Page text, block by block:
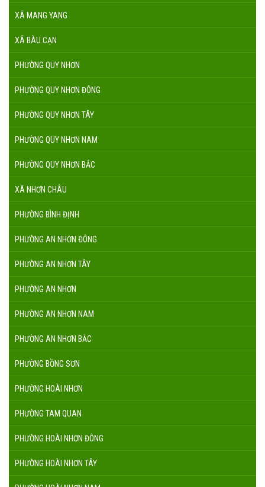
XÃ MANG YANG
XÃ BÀU CẠN
PHƯỜNG QUY NHƠN
PHƯỜNG QUY NHƠN ĐÔNG
PHƯỜNG QUY NHƠN TÂY
PHƯỜNG QUY NHƠN NAM
PHƯỜNG QUY NHƠN BẮC
XÃ NHƠN CHÂU
PHƯỜNG BÌNH ĐỊNH
PHƯỜNG AN NHƠN ĐÔNG
PHƯỜNG AN NHƠN TÂY
PHƯỜNG AN NHƠN
PHƯỜNG AN NHƠN NAM
PHƯỜNG AN NHƠN BẮC
PHƯỜNG BỒNG SƠN
PHƯỜNG HOÀI NHƠN
PHƯỜNG TAM QUAN
PHƯỜNG HOÀI NHƠN ĐÔNG
PHƯỜNG HOÀI NHƠN TÂY